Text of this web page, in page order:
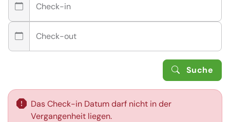
Check-in
Check-out
Suche
Das Check-in Datum darf nicht in der
Vergangenheit liegen.